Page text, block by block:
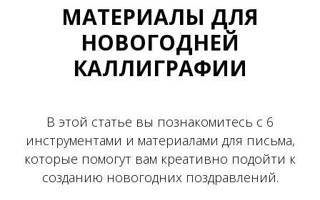
МАТЕРИАЛЫ ДЛЯ
НОВОГОДНЕЙ
КАЛЛИГРАФИИ
В этой статье вы познакомитесь с 6
инструментами и материалами для письма,
которые помогут вам креативно подойти к
созданию новогодних поздравлений.